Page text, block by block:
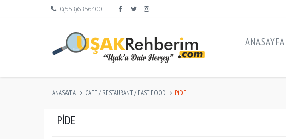
0(553)6356400
ANASAYFA
ANASAYFA CAFE / RESTAURANT / FAST FOOD PIDE
PIDE